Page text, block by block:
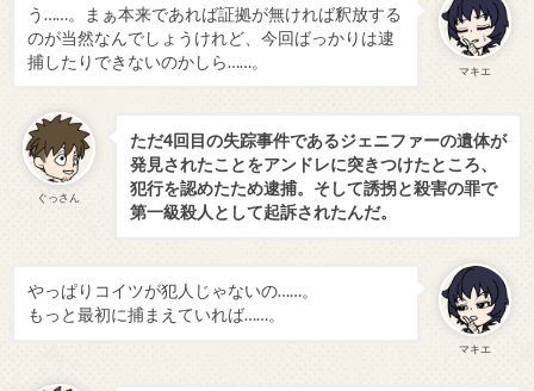
マキエ
う……。まぁ本来であれば証拠が無ければ釈放する
のが当然なんでしょうけれど、今回ばっかりは逮
捕したりできないのかしら……。
ぐっさん
ただ4回目の失踪事件であるジェニファーの遺体が
発見されたことをアンドレに突きつけたところ、
犯行を認めたため逮捕。そして誘拐と殺害の罪で
第一級殺人として起訴されたんだ。
マキエ
やっぱりコイツが犯人じゃないの……。
もっと最初に捕まえていれば……。